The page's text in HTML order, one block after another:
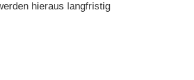
hieraus langfristig